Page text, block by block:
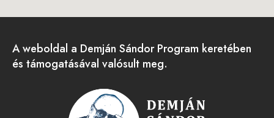
A weboldal a Demján Sándor Program keretében
és támogatásával valósult meg.